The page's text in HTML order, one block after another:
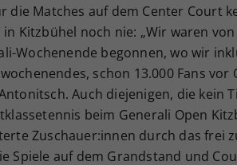
die Matches auf dem Center Court
Kitzbühel noch nie: „Wir waren
Wochenende begonnen, wo wir
schon 13.000 Fans
Auch diejenigen, die kein
beim Generali Open
Zuschauer:innen durch das frei
Spiele auf dem Grandstand und